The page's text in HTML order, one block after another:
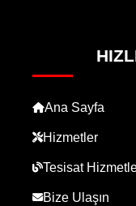
Ana Sayfa
Hizmetler
Tesisat
Bize Ulaşın